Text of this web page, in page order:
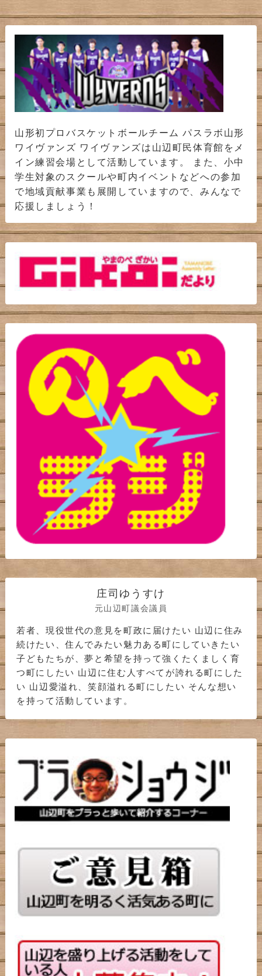
山形初プロバスケットボールチーム パスラボ山形
ワイヴァンズ ワイヴァンズは山辺町民体育館をメ
イン練習会場として活動しています。 また、小中
学生対象のスクールや町内イベントなどへの参加
で地域貢献事業も展開していますので、みんなで
応援しましょう！
庄司ゆうすけ
元山辺町議会議員
若者、現役世代の意見を町政に届けたい 山辺に住み
続けたい、住んでみたい魅力ある町にしていきたい
子どもたちが、夢と希望を持って強くたくましく育
つ町にしたい 山辺に住む人すべてが誇れる町にした
い 山辺愛溢れ、笑顔溢れる町にしたい そんな想い
を持って活動しています。